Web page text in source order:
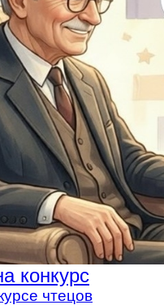
конкурс
чтецов